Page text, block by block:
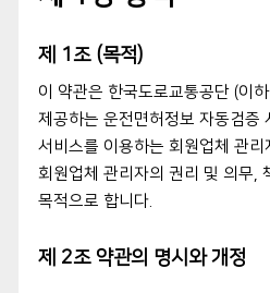
제 1조 (목적)
이 약관은 한국도로교통공단 (이하
제공하는 운전면허정보 자동검증
서비스를 이용하는 회원업체 관
회원업체 관리자의 권리 및 의무,
목적으로 합니다.
제 2조 약관의 명시와 개정